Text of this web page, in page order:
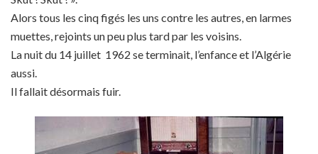
Alors tous les cinq figés les uns contre les autres, en larmes
muettes, rejoints un peu plus tard par les voisins.
La nuit du 14 juillet 1962 se terminait, l’enfance et l’Algérie
aussi.
Il fallait désormais fuir.